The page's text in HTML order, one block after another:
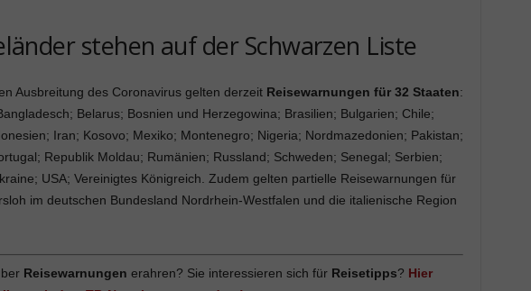
stehen auf der Schwarzen Liste
Ausbreitung des Coronavirus gelten derzeit Reisewarnungen für 32 Staaten:
Belarus; Bosnien und Herzegowina; Brasilien; Bulgarien; Chile;
Iran; Kosovo; Mexiko; Montenegro; Nigeria; Nordmazedonien; Pakistan;
Republik Moldau; Rumänien; Russland; Schweden; Senegal; Serbien;
USA; Vereinigtes Königreich. Zudem gelten partielle Reisewarnungen für
im deutschen Bundesland Nordrhein-Westfalen und die italienische Region
Reisewarnungen erahren? Sie interessieren sich für Reisetipps? Hier